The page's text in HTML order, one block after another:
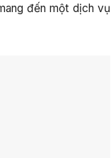
đến một dịch vụ